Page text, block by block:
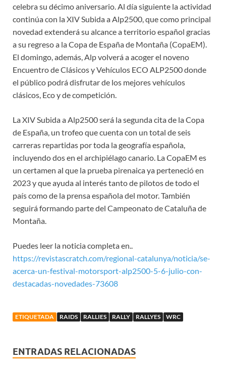
celebra su décimo aniversario. Al día siguiente la actividad
continúa con la XIV Subida a Alp2500, que como principal
novedad extenderá su alcance a territorio español gracias
a su regreso a la Copa de España de Montaña (CopaEM).
El domingo, además, Alp volverá a acoger el noveno
Encuentro de Clásicos y Vehículos ECO ALP2500 donde
el público podrá disfrutar de los mejores vehículos
clásicos, Eco y de competición.
La XIV Subida a Alp2500 será la segunda cita de la Copa
de España, un trofeo que cuenta con un total de seis
carreras repartidas por toda la geografía española,
incluyendo dos en el archipiélago canario. La CopaEM es
un certamen al que la prueba pirenaica ya perteneció en
2023 y que ayuda al interés tanto de pilotos de todo el
país como de la prensa española del motor. También
seguirá formando parte del Campeonato de Cataluña de
Montaña.
Puedes leer la noticia completa en..
https://revistascratch.com/regional-catalunya/noticia/se-
acerca-un-festival-motorsport-alp2500-5-6-julio-con-
destacadas-novedades-73608
ETIQUETADA RAIDS RALLIES RALLY RALLYES WRC
ENTRADAS RELACIONADAS